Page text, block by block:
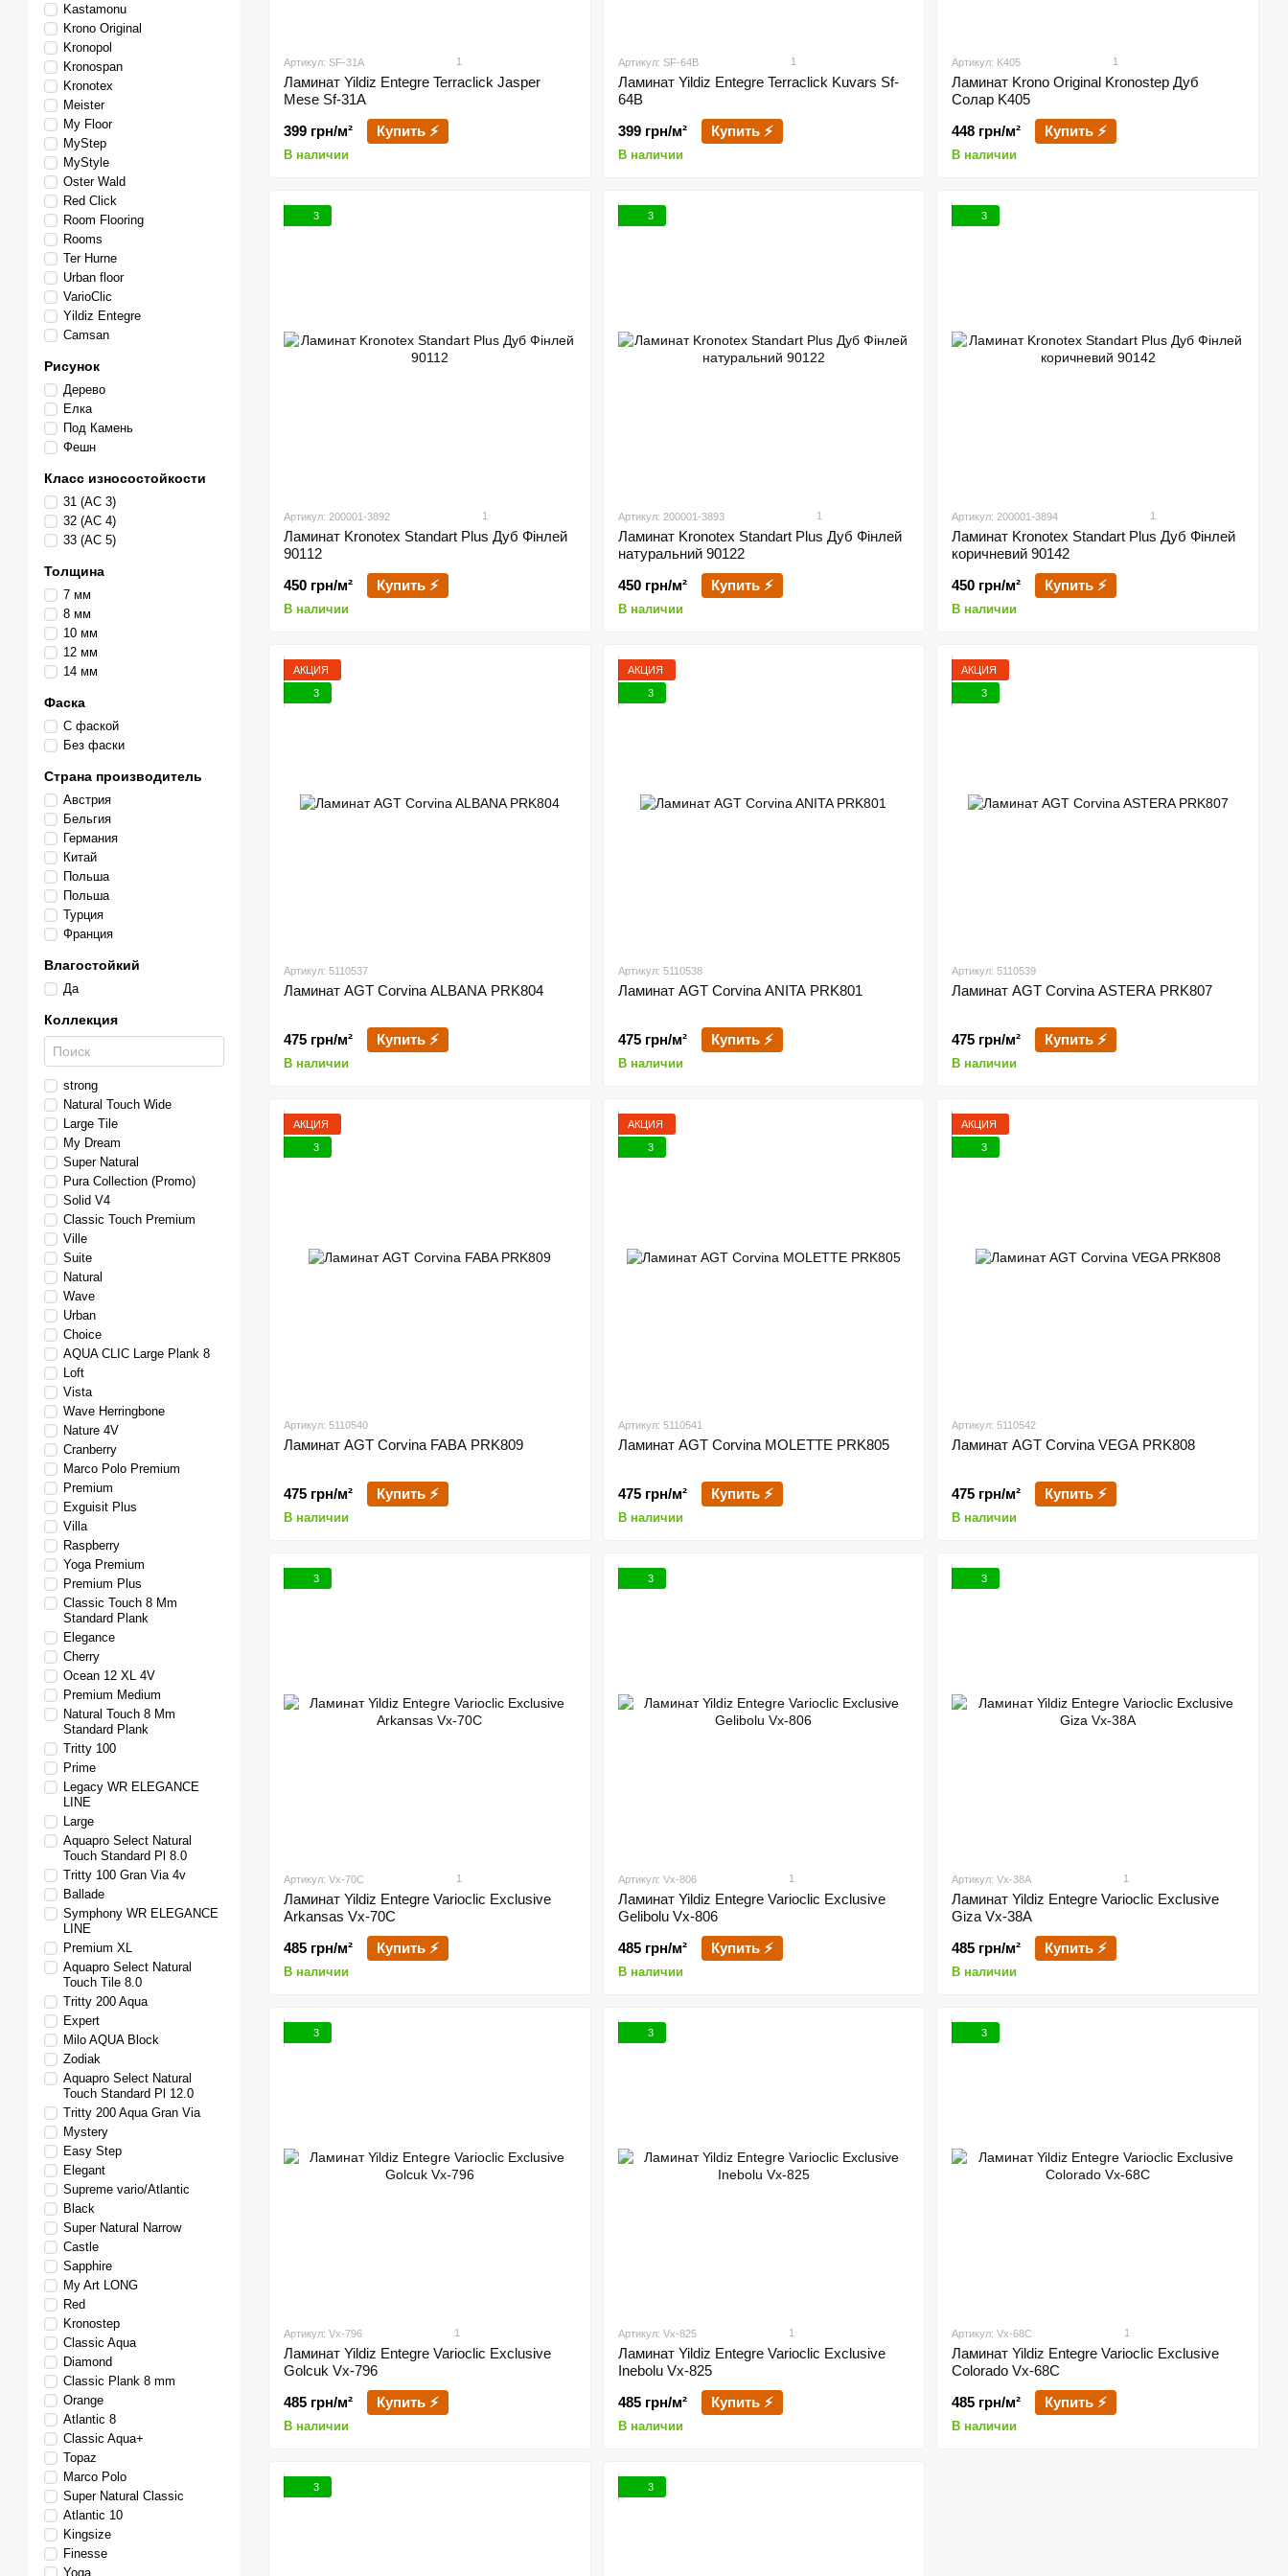
Артикул: SF-31A 1
Ламинат Yildiz Entegre Terraclick Jasper
Mese Sf-31A
399 грн/м²
Купить ⚡
В наличии
Артикул: SF-64B 1
Ламинат Yildiz Entegre Terraclick Kuvars Sf-
64B
399 грн/м²
Купить ⚡
В наличии
Артикул: K405 1
Ламинат Krono Original Kronostep Дуб
Солар K405
448 грн/м²
Купить ⚡
В наличии
3
Артикул: 200001-3892 1
Ламинат Kronotex Standart Plus Дуб Фінлей
90112
450 грн/м²
Купить ⚡
В наличии
3
Артикул: 200001-3893 1
Ламинат Kronotex Standart Plus Дуб Фінлей
натуральний 90122
450 грн/м²
Купить ⚡
В наличии
3
Артикул: 200001-3894 1
Ламинат Kronotex Standart Plus Дуб Фінлей
коричневий 90142
450 грн/м²
Купить ⚡
В наличии
АКЦИЯ
3
Артикул: 5110537
Ламинат AGT Corvina ALBANA PRK804
475 грн/м² Купить ⚡
В наличии
АКЦИЯ
3
Артикул: 5110538
Ламинат AGT Corvina ANITA PRK801
475 грн/м² Купить ⚡
В наличии
АКЦИЯ
3
Артикул: 5110539
Ламинат AGT Corvina ASTERA PRK807
475 грн/м² Купить ⚡
В наличии
АКЦИЯ
3
Артикул: 5110540
Ламинат AGT Corvina FABA PRK809
475 грн/м² Купить ⚡
В наличии
АКЦИЯ
3
Артикул: 5110541
Ламинат AGT Corvina MOLETTE PRK805
475 грн/м² Купить ⚡
В наличии
АКЦИЯ
3
Артикул: 5110542
Ламинат AGT Corvina VEGA PRK808
475 грн/м² Купить ⚡
В наличии
3
Артикул: Vx-70C 1
Ламинат Yildiz Entegre Varioclic Exclusive
Arkansas Vx-70C
485 грн/м²
Купить ⚡
В наличии
3
Артикул: Vx-806 1
Ламинат Yildiz Entegre Varioclic Exclusive
Gelibolu Vx-806
485 грн/м²
Купить ⚡
В наличии
3
Артикул: Vx-38A 1
Ламинат Yildiz Entegre Varioclic Exclusive
Giza Vx-38A
485 грн/м²
Купить ⚡
В наличии
3
Артикул: Vx-796 1
Ламинат Yildiz Entegre Varioclic Exclusive
Golcuk Vx-796
485 грн/м²
Купить ⚡
В наличии
3
Артикул: Vx-825 1
Ламинат Yildiz Entegre Varioclic Exclusive
Inebolu Vx-825
485 грн/м²
Купить ⚡
В наличии
3
Артикул: Vx-68C 1
Ламинат Yildiz Entegre Varioclic Exclusive
Сolorado Vx-68C
485 грн/м²
Купить ⚡
В наличии
3 3
Kastamonu
Krono Original
Kronopol
Kronospan
Kronotex
Meister
My Floor
MyStep
MyStyle
Oster Wald
Red Click
Room Flooring
Rooms
Ter Hurne
Urban floor
VarioClic
Yildiz Entegre
Сamsan
Рисунок
Дерево
Елка
Под Камень
Фешн
Класс износостойкости
31 (АС 3)
32 (АС 4)
33 (АС 5)
Толщина
7 мм
8 мм
10 мм
12 мм
14 мм
Фаска
С фаской
Без фаски
Страна производитель
Австрия
Бельгия
Германия
Китай
Польша
Польша
Турция
Франция
Влагостойкий
Да
Коллекция
strong
Natural Touch Wide
Large Tile
My Dream
Super Natural
Pura Collection (Promo)
Solid V4
Classic Touch Premium
Ville
Suite
Natural
Wave
Urban
Choice
AQUA CLIC Large Plank 8
Loft
Vista
Wave Herringbone
Nature 4V
Cranberry
Marco Polo Premium
Premium
Exguisit Plus
Villa
Raspberry
Yoga Premium
Premium Plus
Classic Touch 8 Mm
Standard Plank
Elegance
Cherry
Ocean 12 XL 4V
Premium Medium
Natural Touch 8 Mm
Standard Plank
Tritty 100
Prime
Legacy WR ELEGANCE
LINE
Large
Aquapro Select Natural
Touch Standard Pl 8.0
Tritty 100 Gran Via 4v
Ballade
Symphony WR ELEGANCE
LINE
Premium XL
Aquapro Select Natural
Touch Tile 8.0
Tritty 200 Aqua
Expert
Milo AQUA Block
Zodiak
Aquapro Select Natural
Touch Standard Pl 12.0
Tritty 200 Aqua Gran Via
Mystery
Easy Step
Elegant
Supreme vario/Atlantic
Black
Super Natural Narrow
Castle
Sapphire
My Art LONG
Red
Kronostep
Classic Aqua
Diamond
Classic Plank 8 mm
Orange
Atlantic 8
Classic Aqua+
Topaz
Marco Polo
Super Natural Classic
Atlantic 10
Kingsize
Finesse
Yoga